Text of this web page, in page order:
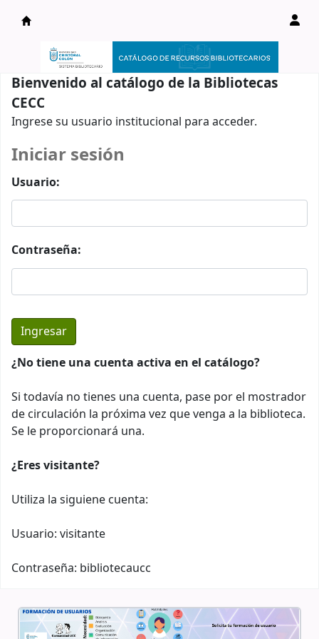
Catálogo en línea
Bienvenido al catálogo de la Bibliotecas
CECC
Ingrese su usuario institucional para acceder.
Iniciar sesión
Usuario:
Contraseña:
¿No tiene una cuenta activa en el catálogo?
Si todavía no tienes una cuenta, pase por el mostrador
de circulación la próxima vez que venga a la biblioteca.
Se le proporcionará una.
¿Eres visitante?
Utiliza la siguiene cuenta:
Usuario: visitante
Contraseña: bibliotecaucc